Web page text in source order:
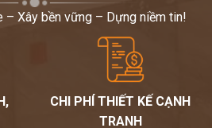
– Xây bền vững – Dựng niềm tin!
CHI PHÍ THIẾT KẾ CẠNH
TRANH